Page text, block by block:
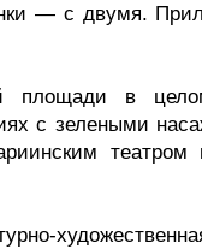
— с двумя.
площади в
с зелеными
театром